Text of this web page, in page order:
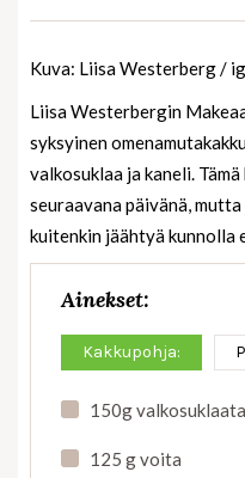
Kuva: Liisa Westerberg /
Liisa Westerbergin
syksyinen
valkosuklaa ja kaneli.
seuraavana päivänä,
kuitenkin jäähtyä kunnolla
Ainekset:
Kakkupohja:
150g valkosuklaata
125 g voita